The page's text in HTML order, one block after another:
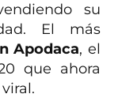
su
El más
Apodaca, el
que ahora